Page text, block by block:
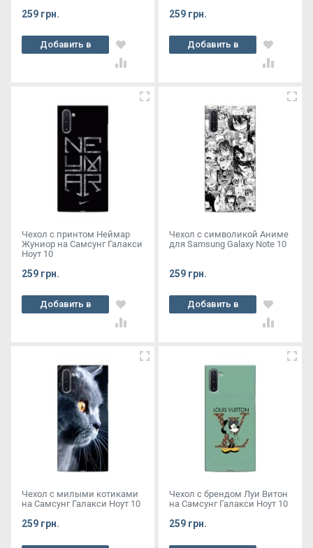
259 грн.
Добавить в
корзину
259 грн.
Добавить в
корзину
Чехол с принтом Неймар
Жуниор на Самсунг Галакси
Ноут 10
259 грн.
Добавить в
корзину
Чехол с символикой Аниме
для Samsung Galaxy Note 10
259 грн.
Добавить в
корзину
Чехол с милыми котиками
на Самсунг Галакси Ноут 10
259 грн.
Чехол с брендом Луи Витон
на Самсунг Галакси Ноут 10
259 грн.